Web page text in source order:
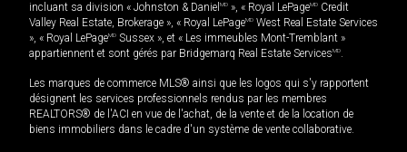
incluant sa division « Johnston & Daniel MD », « Royal LePageMD Credit
Valley Real Estate, Brokerage », « Royal LePageMD West Real Estate Services
», « Royal LePageMD Sussex », et « Les immeubles Mont-Tremblant »
appartiennent et sont gérés par Bridgemarq Real Estate ServicesMD.
Les marques de commerce MLS® ainsi que les logos qui s'y rapportent
désignent les services professionnels rendus par les membres
REALTORS® de l'ACI en vue de l'achat, de la vente et de la location de
biens immobiliers dans le cadre d'un système de vente collaborative.